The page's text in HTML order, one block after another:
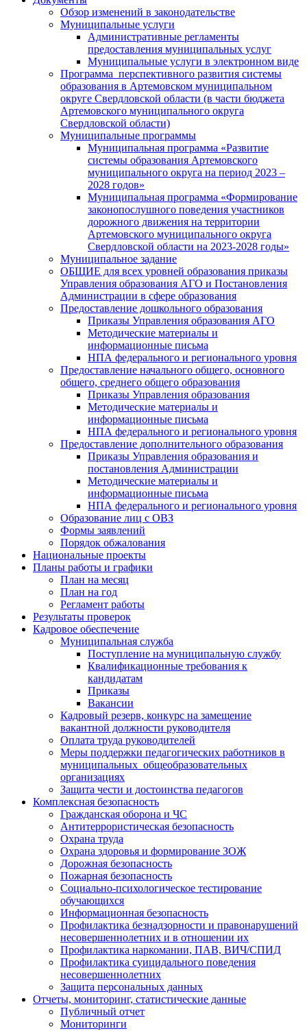
Обзор изменений в законодательстве
Муниципальные услуги
Административные регламенты
предоставления муниципальных услуг
Муниципальные услуги в электронном виде
Программа перспективного развития системы
образования в Артемовском муниципальном
округе Свердловской области (в части бюджета
Артемовского муниципального округа
Свердловской области)
Муниципальные программы
Муниципальная программа «Развитие
системы образования Артемовского
муниципального округа на период 2023 –
2028 годов»
Муниципальная программа «Формирование
законопослушного поведения участников
дорожного движения на территории
Артемовского муниципального округа
Свердловской области на 2023-2028 годы»
Муниципальное задание
ОБЩИЕ для всех уровней образования приказы
Управления образования АГО и Постановления
Администрации в сфере образования
Предоставление дошкольного образования
Приказы Управления образования АГО
Методические материалы и
информационные письма
НПА федерального и регионального уровня
Предоставление начального общего, основного
общего, среднего общего образования
Приказы Управления образования
Методические материалы и
информационные письма
НПА федерального и регионального уровня
Предоставление дополнительного образования
Приказы Управления образования и
постановления Администрации
Методические материалы и
информационные письма
НПА федерального и регионального уровня
Образование лиц с ОВЗ
Формы заявлений
Порядок обжалования
Национальные проекты
Планы работы и графики
План на месяц
План на год
Регламент работы
Результаты проверок
Кадровое обеспечение
Муниципальная служба
Поступление на муниципальную службу
Квалификационные требования к
кандидатам
Приказы
Вакансии
Кадровый резерв, конкурс на замещение
вакантной должности руководителя
Оплата труда руководителей
Меры поддержки педагогических работников в
муниципальных общеобразовательных
организациях
Защита чести и достоинства педагогов
Комплексная безопасность
Гражданская оборона и ЧС
Антитеррористическая безопасность
Охрана труда
Охрана здоровья и формирование ЗОЖ
Дорожная безопасность
Пожарная безопасность
Социально-психологическое тестирование
обучающихся
Информационная безопасность
Профилактика безнадзорности и правонарушений
несовершеннолетних и в отношении их
Профилактика наркомании, ПАВ, ВИЧ/СПИД
Профилактика суицидального поведения
несовершеннолетних
Защита персональных данных
Отчеты, мониторинг, статистические данные
Публичный отчет
Мониторинги